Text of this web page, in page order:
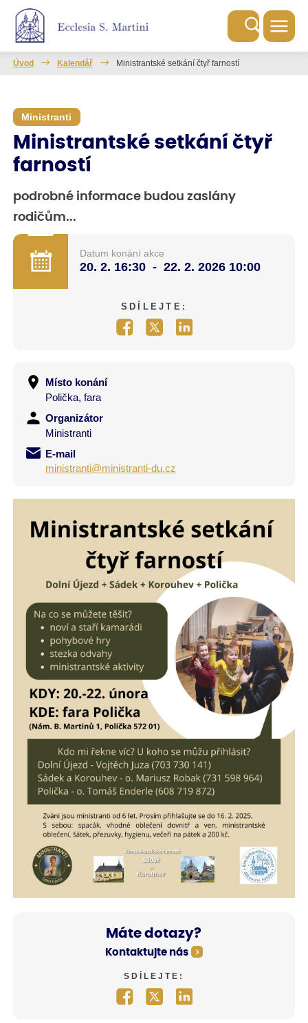
Úvod Kalendář Ministrantské setkání čtyř farností
Ministranti
Ministrantské setkání čtyř
farností
podrobné informace budou zaslány
rodičům...
Datum konání akce
20. 2. 16:30 - 22. 2. 2026 10:00
SDÍLEJTE:
Místo konání
Polička, fara
Organizátor
Ministranti
E-mail
ministranti@ministranti-du.cz
Máte dotazy?
Kontaktujte nás
SDÍLEJTE: